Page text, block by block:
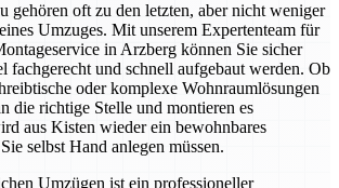
gehören oft zu den letzten, aber nicht weniger
Umzuges. Mit unserem Expertenteam für
in Arzberg können Sie sicher
fachgerecht und schnell aufgebaut werden. Ob
oder komplexe Wohnraumlösungen
die richtige Stelle und montieren es
aus Kisten wieder ein bewohnbares
selbst Hand anlegen müssen.
Umzügen ist ein professioneller